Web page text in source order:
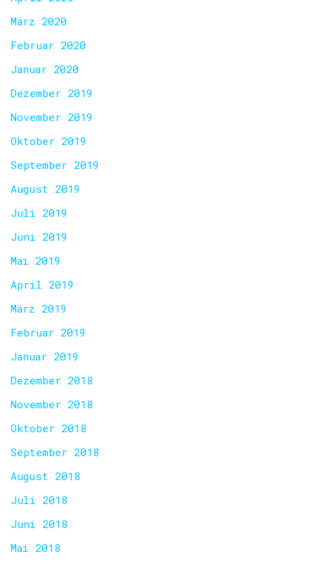
März 2020
Februar 2020
Januar 2020
Dezember 2019
November 2019
Oktober 2019
September 2019
August 2019
Juli 2019
Juni 2019
Mai 2019
April 2019
März 2019
Februar 2019
Januar 2019
Dezember 2018
November 2018
Oktober 2018
September 2018
August 2018
Juli 2018
Juni 2018
Mai 2018